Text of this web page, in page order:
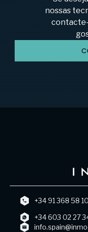
nossas
+34 91 368 58 10
+34 603 02 27